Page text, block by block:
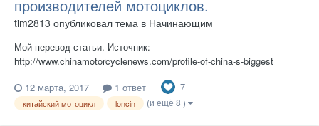
производителей мотоциклов.
tim2813 опубликовал тема в Начинающим
Мой перевод статьи. Источник:
http://www.chinamotorcyclenews.com/profile-of-china-s-biggest
Многие из тех, кто интересуется мотоциклами, знают историю
создания знаменитых брендов, начиная с фабрики по
12 марта, 2017 1 ответ 7
китайский мотоцикл loncin (и ещё 8 )